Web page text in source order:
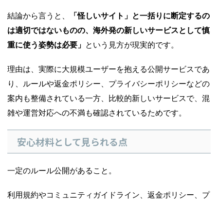
結論から言うと、
「怪しいサイト」と一括りに断定するの
は適切ではないものの、海外発の新しいサービスとして慎
重に使う姿勢は必要」 という見方が現実的です。
理由は、実際に大規模ユーザーを抱える公開サービスであ
り、ルールや返金ポリシー、プライバシーポリシーなどの
案内も整備されている一方、比較的新しいサービスで、混
雑や運営対応への不満も確認されているためです。
安心材料として見られる点
一定のルール公開があること。
利用規約やコミュニティガイドライン、返金ポリシー、プ